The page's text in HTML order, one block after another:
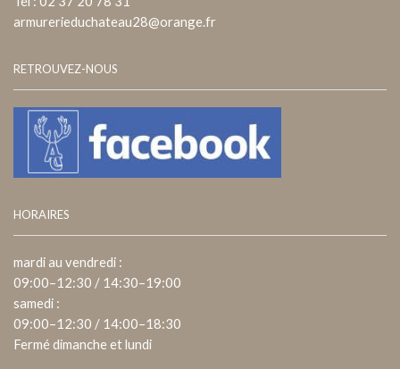
armurerieduchateau28@orange.fr
RETROUVEZ-NOUS
HORAIRES
mardi au vendredi :
09:00–12:30 / 14:30–19:00
samedi :
09:00–12:30 / 14:00–18:30
Fermé dimanche et lundi